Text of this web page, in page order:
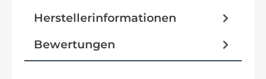
SUPERO Edge Anti-Puncture 57-622
BULLS MTB Pedale
Herstellerinformationen
Bewertungen